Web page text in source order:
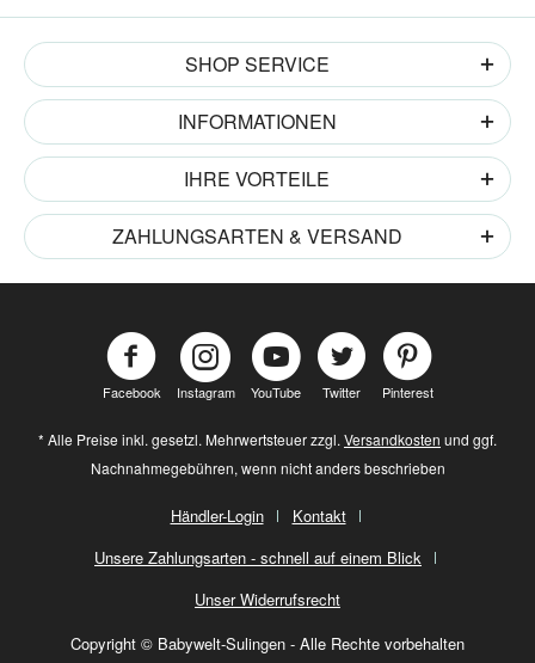
SHOP SERVICE
INFORMATIONEN
IHRE VORTEILE
ZAHLUNGSARTEN & VERSAND
Facebook Instagram YouTube Twitter Pinterest
* Alle Preise inkl. gesetzl. Mehrwertsteuer zzgl. Versandkosten und ggf.
Nachnahmegebühren, wenn nicht anders beschrieben
Händler-Login
Kontakt
Unsere Zahlungsarten - schnell auf einem Blick
Unser Widerrufsrecht
Copyright © Babywelt-Sulingen - Alle Rechte vorbehalten